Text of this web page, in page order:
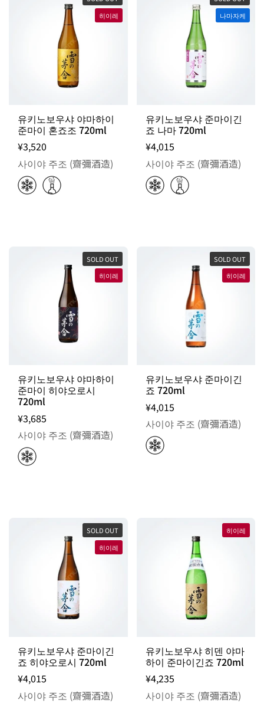
유키노보우샤 야마하이
준마이 혼죠조 720ml
¥3,520
사이야 주조 (齋彌酒造)
히이레
유키노보우샤 준마이긴
죠 나마 720ml
¥4,015
사이야 주조 (齋彌酒造)
나마자케
유키노보우샤 야마하이
준마이 히야오로시
720ml
¥3,685
사이야 주조 (齋彌酒造)
SOLD OUT
히이레
유키노보우샤 준마이긴
죠 720ml
¥4,015
사이야 주조 (齋彌酒造)
SOLD OUT
히이레
유키노보우샤 준마이긴
죠 히야오로시 720ml
¥4,015
사이야 주조 (齋彌酒造)
SOLD OUT
히이레
유키노보우샤 히덴 야마
하이 준마이긴죠 720ml
¥4,235
사이야 주조 (齋彌酒造)
히이레